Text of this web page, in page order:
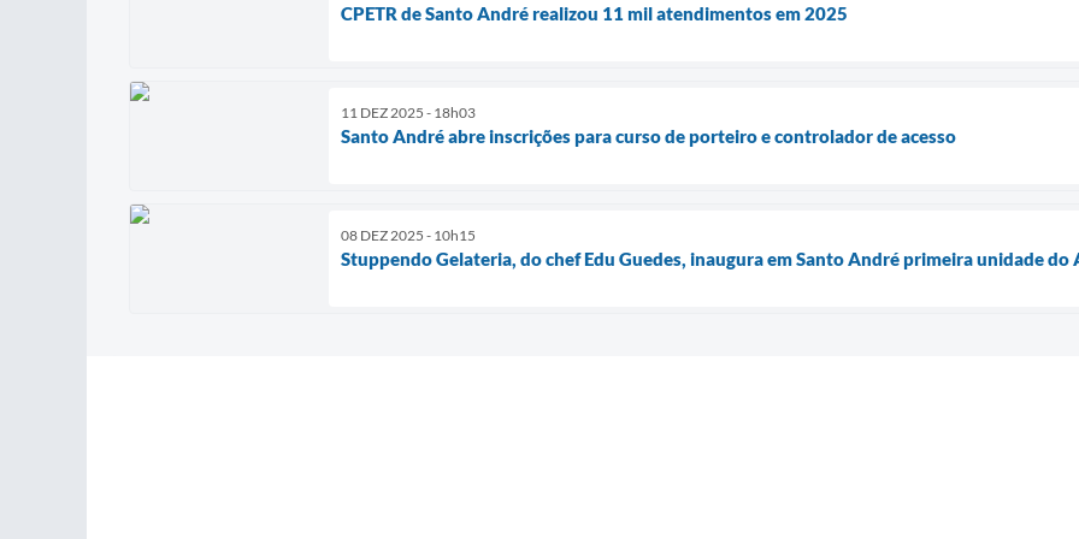
CPETR de Santo André realizou 11 mil atendimentos em 2025
11 DEZ 2025 - 18h03
Santo André abre inscrições para curso de porteiro e controlador de acesso
08 DEZ 2025 - 10h15
Stuppendo Gelateria, do chef Edu Guedes, inaugura em Santo André primeira unidade do